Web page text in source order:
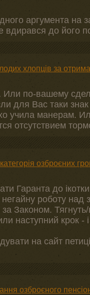
аргумента на
вдирався до його
хлопців за
Или по-вашему
для Вас таки
учила манерам.
отсутствием
озброєних
Гаранта до
негайну роботу
за Законом.
наступний крок -
на сайт
озброєного